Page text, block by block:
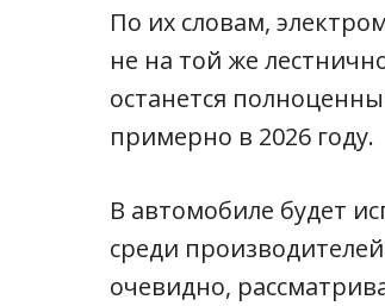
По их словам,
не на той же
останется
примерно в 2026 году.
В автомобиле будет
среди
очевидно,